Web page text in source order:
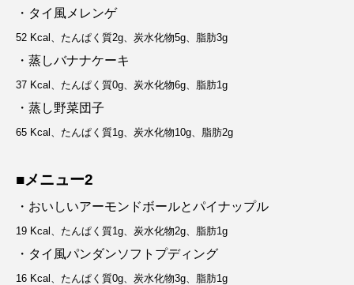
・タイ風メレンゲ
52 Kcal、たんぱく質2g、炭水化物5g、脂肪3g
・蒸しバナナケーキ
37 Kcal、たんぱく質0g、炭水化物6g、脂肪1g
・蒸し野菜団子
65 Kcal、たんぱく質1g、炭水化物10g、脂肪2g
■メニュー2
・おいしいアーモンドボールとパイナップル
19 Kcal、たんぱく質1g、炭水化物2g、脂肪1g
・タイ風パンダンソフトプディング
16 Kcal、たんぱく質0g、炭水化物3g、脂肪1g